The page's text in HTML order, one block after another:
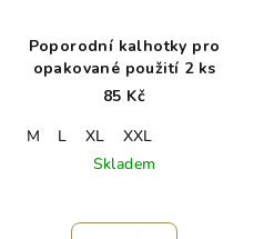
Poporodní kalhotky pro
opakované použití 2 ks
85 Kč
M
L XL
XXL
Skladem